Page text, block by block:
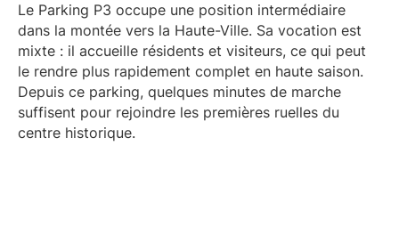
Le Parking P3 occupe une position intermédiaire
dans la montée vers la Haute-Ville. Sa vocation est
mixte : il accueille résidents et visiteurs, ce qui peut
le rendre plus rapidement complet en haute saison.
Depuis ce parking, quelques minutes de marche
suffisent pour rejoindre les premières ruelles du
centre historique.